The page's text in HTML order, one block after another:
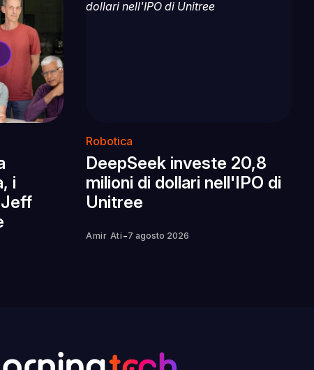
i
Robotica
DeepSeek investe 20,8
milioni di dollari nell'IPO di
Unitree
Amir Ati -7 agosto 2026